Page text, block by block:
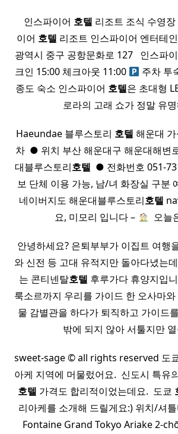
​ ​ 인스파이어 호텔 리조트 조식 수영
이어 호텔 리조트​ 인스파이어 엔터테
광역시 중구 공항문화로 127 ​ ​ 인스파
크인 15:00 체크아웃 11:00
주차 투
종도 숙소 인스파이어 호텔은 초대형
로라의 고래 쇼가 정말 유
Haeundae 블루스토리 호텔 해운대 가
차 ​ ● 위치 부산 해운대구 해운대해변
대블루스토리호텔
● 전화번호 051-
보 단체 이용 가능, 남/녀 화장실 구분
네이버지도 해운대블루스토리호텔
요, 미모리 입니다 –
오늘
안녕하세요? 은퇴부부가 이집트 여행
와 신전 등 고대 유적지만 돌아다녔는
는 콘티넨탈호텔 후루가다 휴양지입
룩소르까지 우리를 가이드 한 오사마
물 감별관을 하다가 퇴직하고 가이드
밖에 되지 않아 서툴지만
sweet-sage ©️ all rights reserved 도
아케 지역에 머물렀어요. ​ 신도시 특유
호텔 가격도 합리적이었는데요. ​ 도쿄
리아케를 소개해 드릴게요:) 위치/셔
Fontaine Grand Tokyo Ariake 2-